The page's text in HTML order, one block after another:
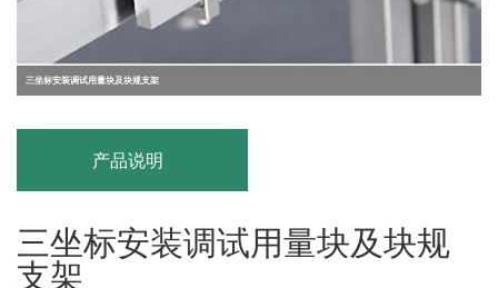
三坐标安装调试用量块及块规支架
产品说明
三坐标安装调试用量块及块规
支架